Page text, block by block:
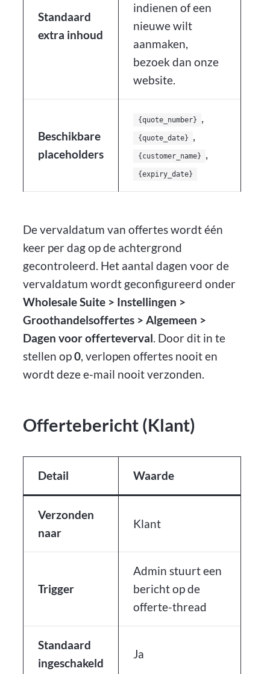
Standaard
extra inhoud
indienen of een
nieuwe wilt
aanmaken,
bezoek dan onze
website.
Beschikbare
placeholders
{quote_number} ,
{quote_date} ,
{customer_name} ,
{expiry_date}
De vervaldatum van offertes wordt één
keer per dag op de achtergrond
gecontroleerd. Het aantal dagen voor de
vervaldatum wordt geconfigureerd onder
Wholesale Suite > Instellingen >
Groothandelsoffertes > Algemeen >
Dagen voor offerteverval. Door dit in te
stellen op0, verlopen offertes nooit en
wordt deze e-mail nooit verzonden.
Offertebericht (Klant)
Detail Waarde
Verzonden
naar
Klant
Trigger
Admin stuurt een
bericht op de
offerte-thread
Standaard
ingeschakeld
Ja